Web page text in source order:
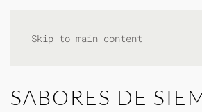
Skip to main content
SABORES DE